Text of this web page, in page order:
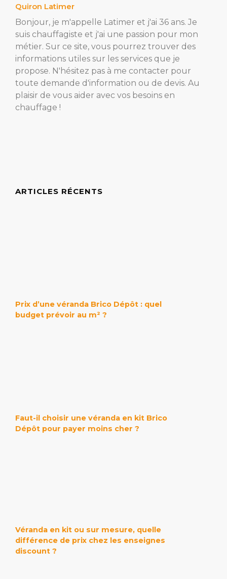
Quiron Latimer
Bonjour, je m'appelle Latimer et j'ai 36 ans. Je
suis chauffagiste et j'ai une passion pour mon
métier. Sur ce site, vous pourrez trouver des
informations utiles sur les services que je
propose. N'hésitez pas à me contacter pour
toute demande d'information ou de devis. Au
plaisir de vous aider avec vos besoins en
chauffage !
ARTICLES RÉCENTS
Prix d’une véranda Brico Dépôt : quel
budget prévoir au m² ?
Faut-il choisir une véranda en kit Brico
Dépôt pour payer moins cher ?
Véranda en kit ou sur mesure, quelle
différence de prix chez les enseignes
discount ?